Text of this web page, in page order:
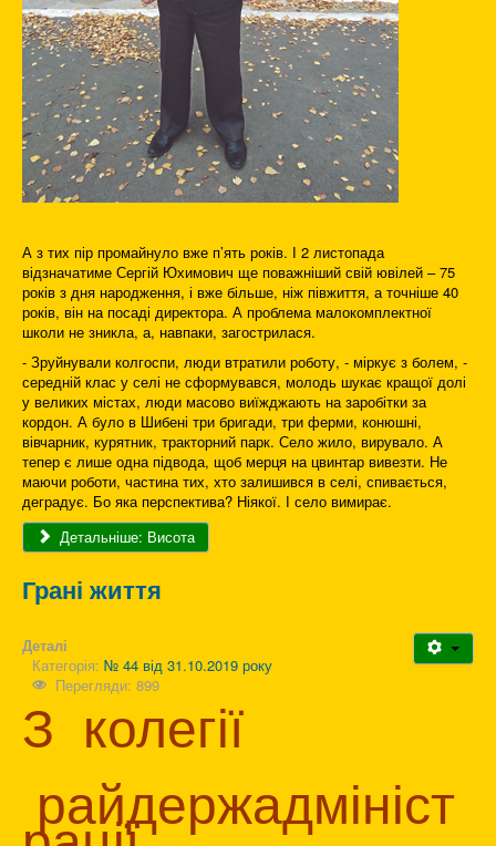
А з тих пір промайнуло вже п’ять років. І 2 листопада
відзначатиме Сергій Юхимович ще поважніший свій ювілей – 75
років з дня народження, і вже більше, ніж півжиття, а точніше 40
років, він на посаді директора. А проблема малокомплектної
школи не зникла, а, навпаки, загострилася.
- Зруйнували колгоспи, люди втратили роботу, - міркує з болем, -
середній клас у селі не сформувався, молодь шукає кращої долі
у великих містах, люди масово виїжджають на заробітки за
кордон. А було в Шибені три бригади, три ферми, конюшні,
вівчарник, курятник, тракторний парк. Село жило, вирувало. А
тепер є лише одна підвода, щоб мерця на цвинтар вивезти. Не
маючи роботи, частина тих, хто залишився в селі, спивається,
деградує. Бо яка перспектива? Ніякої. І село вимирає.
Детальніше: Висота
Грані життя
Деталі
Категорія: № 44 від 31.10.2019 року
Перегляди: 899
З колегії
райдержадмініст